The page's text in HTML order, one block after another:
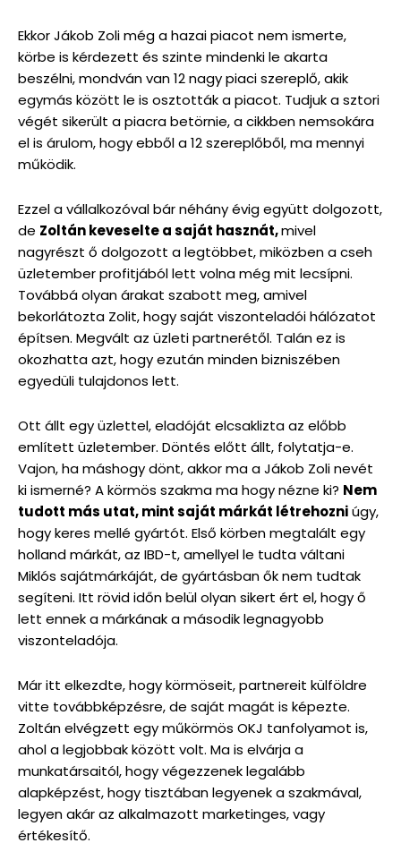
Ekkor Jákob Zoli még a hazai piacot nem ismerte,
körbe is kérdezett és szinte mindenki le akarta
beszélni, mondván van 12 nagy piaci szereplő, akik
egymás között le is osztották a piacot. Tudjuk a sztori
végét sikerült a piacra betörnie, a cikkben nemsokára
el is árulom, hogy ebből a 12 szereplőből, ma mennyi
működik.
Ezzel a vállalkozóval bár néhány évig együtt dolgozott,
de Zoltán keveselte a saját hasznát,mivel
nagyrészt ő dolgozott a legtöbbet, miközben a cseh
üzletember profitjából lett volna még mit lecsípni.
Továbbá olyan árakat szabott meg, amivel
bekorlátozta Zolit, hogy saját viszonteladói hálózatot
építsen. Megvált az üzleti partnerétől. Talán ez is
okozhatta azt, hogy ezután minden bizniszében
egyedüli tulajdonos lett.
Ott állt egy üzlettel, eladóját elcsaklizta az előbb
említett üzletember. Döntés előtt állt, folytatja-e.
Vajon, ha máshogy dönt, akkor ma a Jákob Zoli nevét
ki ismerné? A körmös szakma ma hogy nézne ki? Nem
tudott más utat, mint saját márkát létrehozniúgy,
hogy keres mellé gyártót. Első körben megtalált egy
holland márkát, az IBD-t, amellyel le tudta váltani
Miklós sajátmárkáját, de gyártásban ők nem tudtak
segíteni. Itt rövid időn belül olyan sikert ért el, hogy ő
lett ennek a márkának a második legnagyobb
viszonteladója.
Már itt elkezdte, hogy körmöseit, partnereit külföldre
vitte továbbképzésre, de saját magát is képezte.
Zoltán elvégzett egy műkörmös OKJ tanfolyamot is,
ahol a legjobbak között volt. Ma is elvárja a
munkatársaitól, hogy végezzenek legalább
alapképzést, hogy tisztában legyenek a szakmával,
legyen akár az alkalmazott marketinges, vagy
értékesítő.